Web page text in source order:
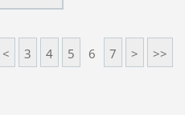
< 3 4 5 6 7 > >>